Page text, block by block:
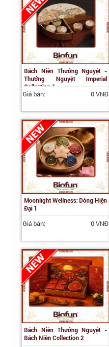
Bách Niên Thưởng Nguyệt -
Thưởng Nguyệt Imperial
Collection 1
Giá bán: 0 VNĐ
Moonlight Wellness: Dòng Hiện
Đại 1
Giá bán: 0 VNĐ
Bách Niên Thưởng Nguyệt -
Bách Niên Collection 2